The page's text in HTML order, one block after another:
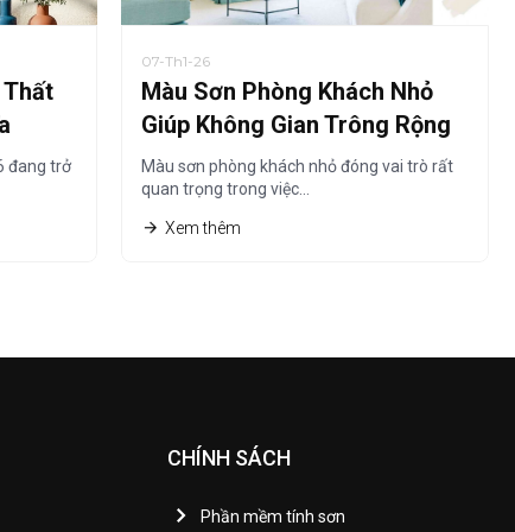
Thất
đang trở
07-Th1-26
Màu Sơn Phòng Khách Nhỏ
Giúp Không Gian Trông Rộng
Hơn Năm 2026
Màu sơn phòng khách nhỏ đóng vai trò rất
quan trọng trong việc…
Xem thêm
CHÍNH SÁCH
Phần mềm tính sơn